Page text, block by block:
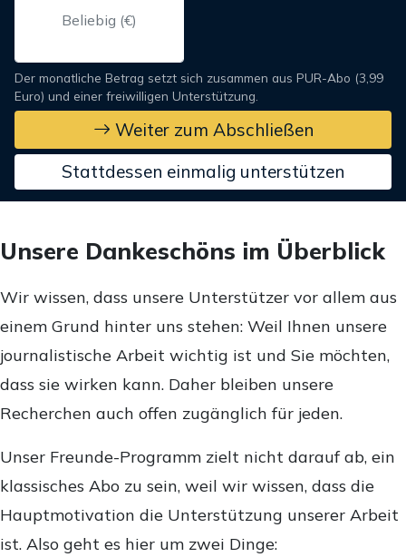
Der monatliche Betrag setzt sich zusammen aus PUR-Abo (3,99
Euro) und einer freiwilligen Unterstützung.
Weiter zum Abschließen
Stattdessen einmalig unterstützen
Unsere Dankeschöns im Überblick
Wir wissen, dass unsere Unterstützer vor allem aus
einem Grund hinter uns stehen: Weil Ihnen unsere
journalistische Arbeit wichtig ist und Sie möchten,
dass sie wirken kann. Daher bleiben unsere
Recherchen auch offen zugänglich für jeden.
Unser Freunde-Programm zielt nicht darauf ab, ein
klassisches Abo zu sein, weil wir wissen, dass die
Hauptmotivation die Unterstützung unserer Arbeit
ist. Also geht es hier um zwei Dinge: